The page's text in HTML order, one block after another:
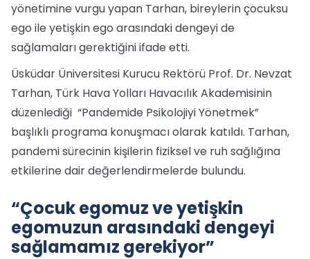
yönetimine vurgu yapan Tarhan, bireylerin çocuksu
ego ile yetişkin ego arasındaki dengeyi de
sağlamaları gerektiğini ifade etti.
Üsküdar Üniversitesi Kurucu Rektörü Prof. Dr. Nevzat
Tarhan, Türk Hava Yolları Havacılık Akademisinin
düzenlediği “Pandemide Psikolojiyi Yönetmek”
başlıklı programa konuşmacı olarak katıldı. Tarhan,
pandemi sürecinin kişilerin fiziksel ve ruh sağlığına
etkilerine dair değerlendirmelerde bulundu.
“Çocuk egomuz ve yetişkin
egomuzun arasındaki dengeyi
sağlamamız gerekiyor”